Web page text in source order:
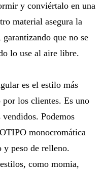
y conviértalo en una
material asegura la
que no se
lo use al aire libre.
es el estilo más
los clientes. Es uno
Podemos
monocromática
y peso de relleno.
como momia,